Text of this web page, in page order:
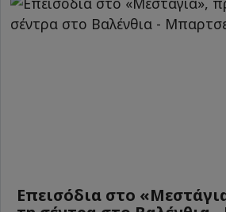
Επεισόδια στο